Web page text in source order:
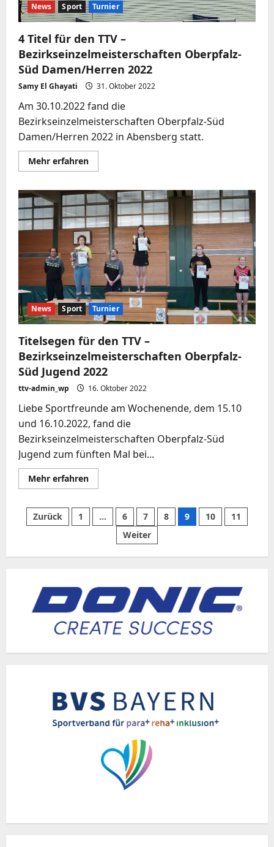
News Sport Turnier
4 Titel für den TTV –
Bezirkseinzelmeisterschaften Oberpfalz-
Süd Damen/Herren 2022
Samy El Ghayati 31. Oktober 2022
Am 30.10.2022 fand die
Bezirkseinzelmeisterschaften Oberpfalz-Süd
Damen/Herren 2022 in Abensberg statt.
Mehr erfahrenMehr
Informationen
Titel
für
den
TTV
–
Bezirkseinzelmeisterschaften
Oberpfalz-
Süd
Damen/Herren
2022
News Sport Turnier
Titelsegen für den TTV –
Bezirkseinzelmeisterschaften Oberpfalz-
Süd Jugend 2022
ttv-admin_wp 16. Oktober 2022
Liebe Sportfreunde am Wochenende, dem 15.10
und 16.10.2022, fand die
Bezirkseinzelmeisterschaften Oberpfalz-Süd
Jugend zum fünften Mal bei...
Mehr erfahrenMehr
Informationen
für
den
TTV
Bezirkseinzelmeisterschaften
Oberpfalz-
Seitennummerierung
Zurück 1 … 6 7 8 9 10
11
Weiter